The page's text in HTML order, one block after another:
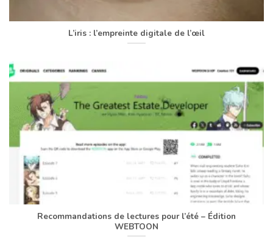
L’iris : l’empreinte digitale de l’œil
Recommandations de lectures pour l’été – Édition
WEBTOON